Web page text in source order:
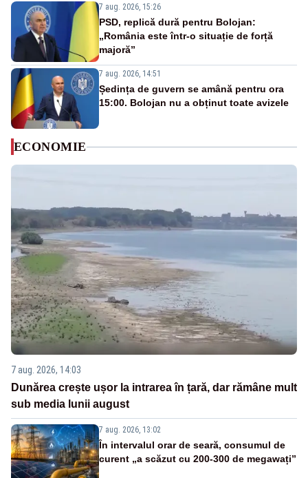
7 aug. 2026, 15:26
PSD, replică dură pentru Bolojan:
„România este într-o situație de forță
majoră”
7 aug. 2026, 14:51
Ședința de guvern se amână pentru ora
15:00. Bolojan nu a obținut toate avizele
ECONOMIE
7 aug. 2026, 14:03
Dunărea crește ușor la intrarea în țară, dar rămâne mult
sub media lunii august
7 aug. 2026, 13:02
În intervalul orar de seară, consumul de
curent „a scăzut cu 200-300 de megawați”